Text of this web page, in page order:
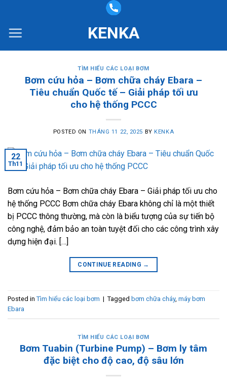
content
KENKA
TÌM HIỂU CÁC LOẠI BƠM
Bơm cứu hỏa – Bơm chữa cháy Ebara –
Tiêu chuẩn Quốc tế – Giải pháp tối ưu
cho hệ thống PCCC
POSTED ON THÁNG 11 22, 2025 BY KENKA
22
Th11
Bơm cứu hỏa – Bơm chữa cháy Ebara – Giải pháp tối ưu cho
hệ thống PCCC Bơm chữa cháy Ebara không chỉ là một thiết
bị PCCC thông thường, mà còn là biểu tượng của sự tiến bộ
công nghệ, đảm bảo an toàn tuyệt đối cho các công trình xây
dựng hiện đại. […]
CONTINUE READING →
Posted in Tìm hiểu các loại bơm | Tagged bơm chữa cháy, máy bơm
Ebara
TÌM HIỂU CÁC LOẠI BƠM
Bơm Tuabin (Turbine Pump) – Bơm ly tâm
đặc biệt cho độ cao, độ sâu lớn